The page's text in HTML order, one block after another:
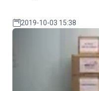
2019-10-03 15:38